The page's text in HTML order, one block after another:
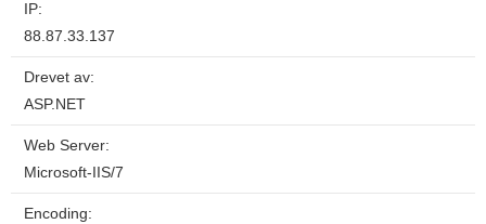
IP:
88.87.33.137
Drevet av:
ASP.NET
Web Server:
Microsoft-IIS/7
Encoding: